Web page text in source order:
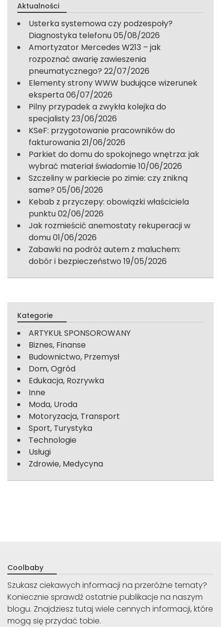
Aktualności
Usterka systemowa czy podzespoły?
Diagnostyka telefonu05/08/2026
Amortyzator Mercedes W213 – jak
rozpoznać awarię zawieszenia
pneumatycznego? 22/07/2026
Elementy strony WWW budujące wizerunek
eksperta06/07/2026
Pilny przypadek a zwykła kolejka do
specjalisty23/06/2026
KSeF: przygotowanie pracowników do
fakturowania21/06/2026
Parkiet do domu do spokojnego wnętrza: jak
wybrać materiał świadomie 10/06/2026
Szczeliny w parkiecie po zimie: czy znikną
same? 05/06/2026
Kebab z przyczepy: obowiązki właściciela
punktu02/06/2026
Jak rozmieścić anemostaty rekuperacji w
domu01/06/2026
Zabawki na podróż autem z maluchem:
dobór i bezpieczeństwo 19/05/2026
Kategorie
ARTYKUŁ SPONSOROWANY
Biznes, Finanse
Budownictwo, Przemysł
Dom, Ogród
Edukacja, Rozrywka
Inne
Moda, Uroda
Motoryzacja, Transport
Sport, Turystyka
Technologie
Usługi
Zdrowie, Medycyna
Coolbaby
Szukasz ciekawych informacji na przeróżne tematy?
Koniecznie sprawdź ostatnie publikacje na naszym
blogu. Znajdziesz tutaj wiele cennych informacji, które
mogą się przydać tobie.